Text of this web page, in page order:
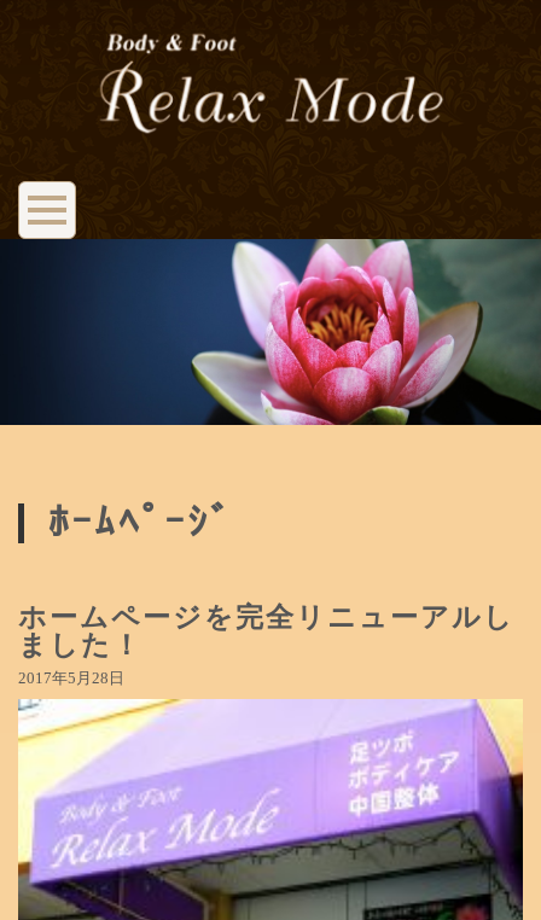
ﾎｰﾑﾍﾟｰｼﾞ
ホームページを完全リニューアルし
ました！
2017年5月28日